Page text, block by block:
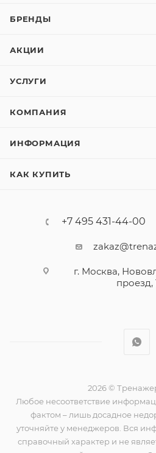
БРЕНДЫ
АКЦИИ
УСЛУГИ
КОМПАНИЯ
ИНФОРМАЦИЯ
КАК КУПИТЬ
+7 495 431-44-00
г. Москва,
проезд,
2026 ©
Любое несоответствие
фактом – лишь досадное
уточняйте у менеджеров. Вся
справочный характер и не